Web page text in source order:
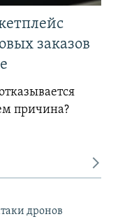
заказов
причина?
дронов